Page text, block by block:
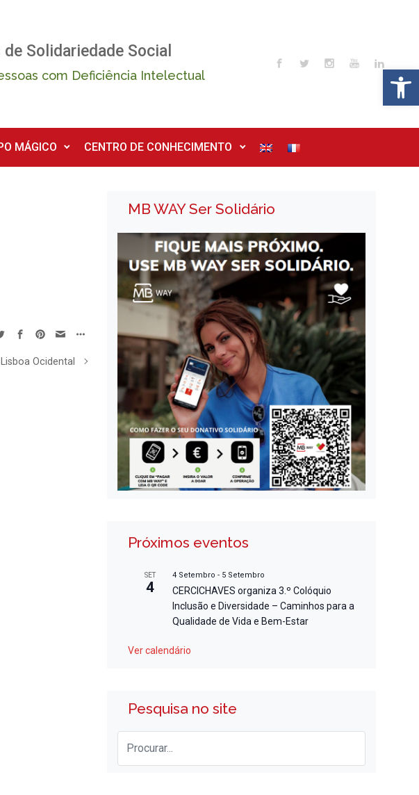
Solidariedade Social
com Deficiência Intelectual
MÁGICO CENTRO DE CONHECIMENTO
Ocidental
MB WAY Ser Solidário
Próximos eventos
SET
4
4 Setembro - 5 Setembro
CERCICHAVES organiza 3.º Colóquio
Inclusão e Diversidade – Caminhos para a
Qualidade de Vida e Bem-Estar
Ver calendário
Pesquisa no site